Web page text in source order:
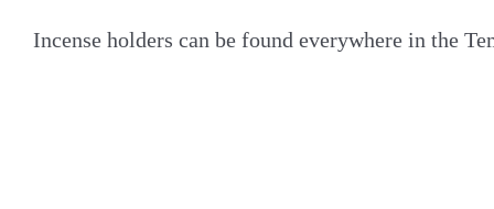
Incense holders can be found everywhere in the